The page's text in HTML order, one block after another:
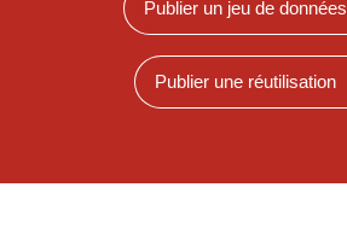
Publier un jeu de données
Publier une réutilisation